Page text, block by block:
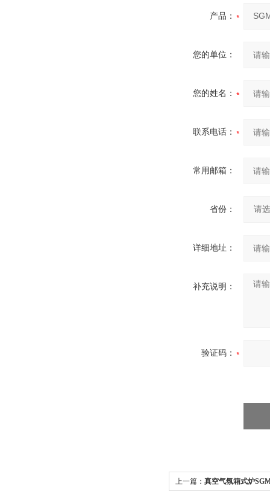
产品：
您的单位：
您的姓名：
联系电话：
常用邮箱：
省份：
详细地址：
补充说明：
验证码：
上一篇： 真空气氛箱式炉